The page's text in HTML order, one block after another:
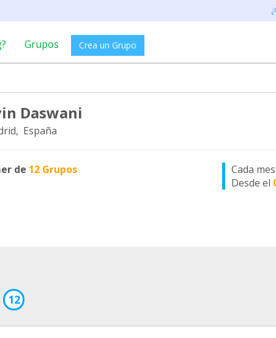
Grupos Crea un Grupo
Daswani
España
de 12 Grupos Cada
Desde el
12